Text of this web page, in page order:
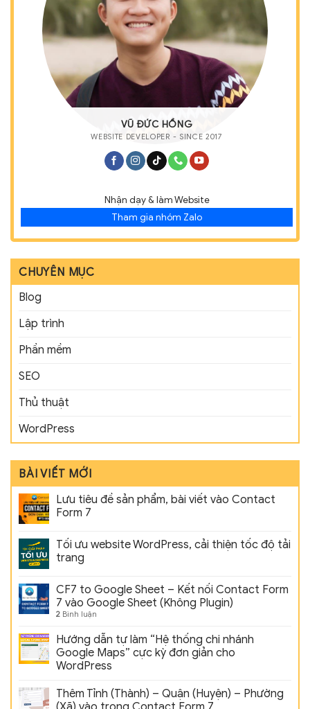
VŨ ĐỨC HỒNG
WEBSITE DEVELOPER - SINCE 2017
Nhận dạy & làm Website
Tham gia nhóm Zalo
CHUYÊN MỤC
Blog
Lập trình
Phần mềm
SEO
Thủ thuật
WordPress
BÀI VIẾT MỚI
Lưu tiêu đề sản phẩm, bài viết vào Contact
Form 7
Tối ưu website WordPress, cải thiện tốc độ tải
trang
CF7 to Google Sheet – Kết nối Contact Form
7 vào Google Sheet (Không Plugin)
2 Bình luận
Hướng dẫn tự làm “Hệ thống chi nhánh
Google Maps” cực kỳ đơn giản cho
WordPress
Thêm Tỉnh (Thành) – Quận (Huyện) – Phường